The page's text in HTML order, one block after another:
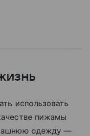
использовать
пижамы
одежду —